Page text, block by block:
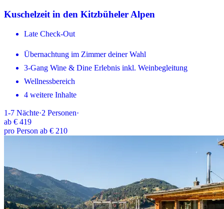
Kuschelzeit in den Kitzbüheler Alpen
Late Check-Out
Übernachtung im Zimmer deiner Wahl
3-Gang Wine & Dine Erlebnis inkl. Weinbegleitung
Wellnessbereich
4 weitere Inhalte
1-7 Nächte·2 Personen·
ab € 419
pro Person ab € 210